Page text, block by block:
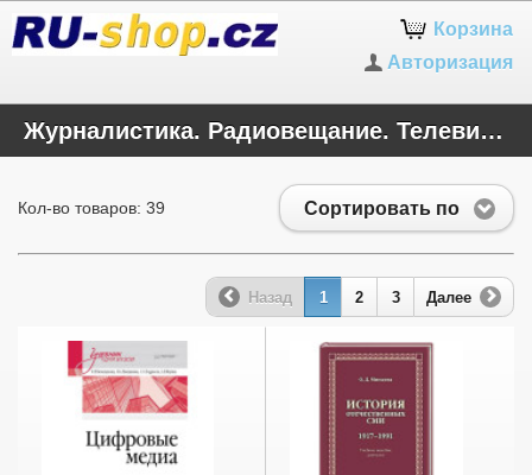
Корзина
Авторизация
Журналистика. Радиовещание. Телевидение
Сортировать по
Кол-во товаров: 39
Назад 1 2 3 Далее